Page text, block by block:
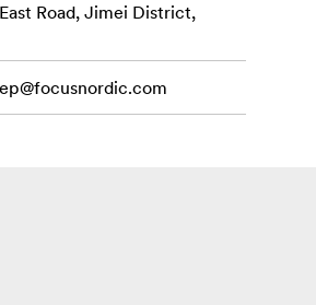
Road, Jimei District,